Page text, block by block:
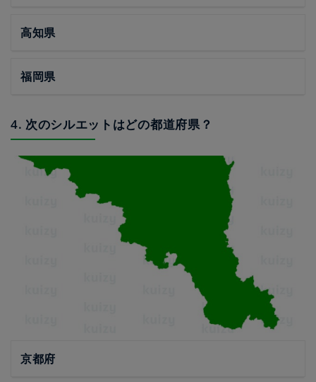
高知県
福岡県
4. 次のシルエットはどの都道府県？
京都府